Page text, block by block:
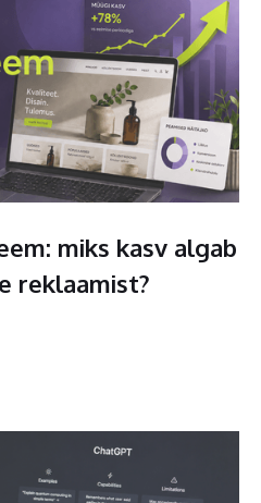
miks kasv algab
reklaamist?